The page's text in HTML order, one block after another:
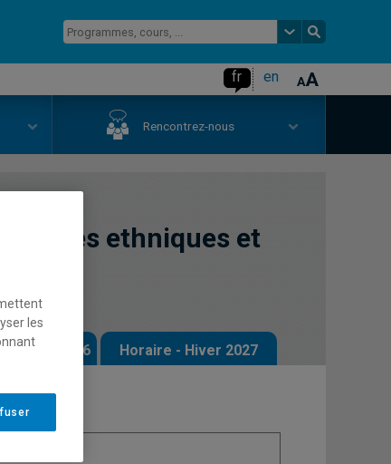
fr en
Rencontrez-nous
ethniques et
2026 Horaire - Hiver 2027
les